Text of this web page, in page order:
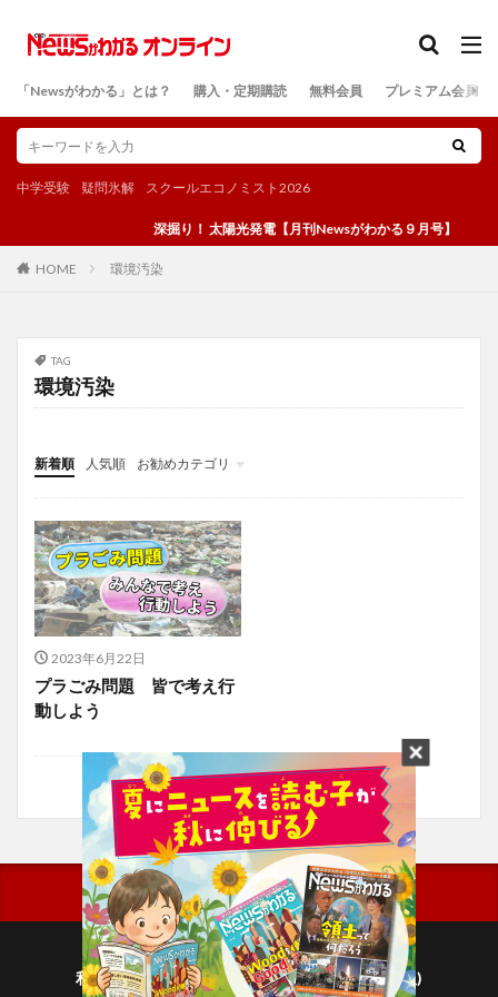
「Newsがわかる」とは？ 購入・定期購読 無料会員 プレミアム会員
中学受験 疑問氷解 スクールエコノミスト2026
深掘り！ 太陽光発電【月刊Newsがわかる９月号】
HOME 環境汚染
TAG
環境汚染
新着順 人気順
お勧めカテゴリ
投稿
学び
マンガ
電子書籍
2023年6月22日
プラごみ問題 皆で考え行
動しよう
利用規約
プライバシーポリシー(毎日新聞出版)
検索